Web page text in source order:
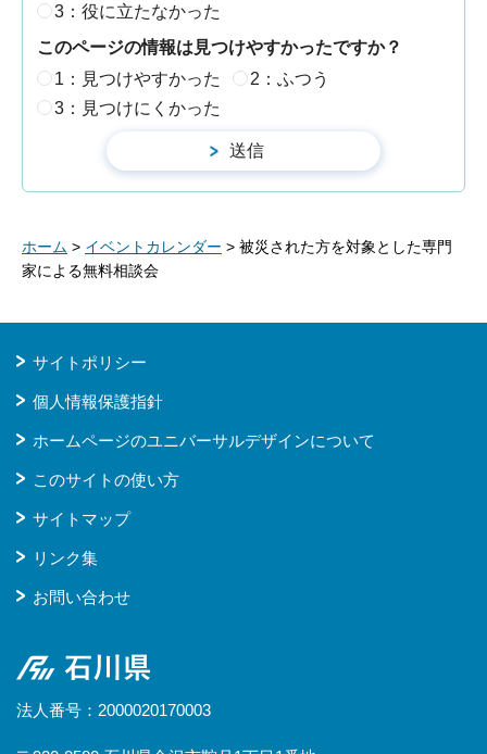
3：役に立たなかった
このページの情報は見つけやすかったですか？
1：見つけやすかった
2：ふつう
3：見つけにくかった
ホーム > イベントカレンダー > 被災された方を対象とした専門
家による無料相談会
サイトポリシー
個人情報保護指針
ホームページのユニバーサルデザインについて
このサイトの使い方
サイトマップ
リンク集
お問い合わせ
石川県
法人番号：2000020170003